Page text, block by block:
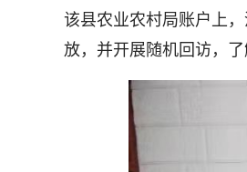
该县农业农村局账户上
放，并开展随机回访，